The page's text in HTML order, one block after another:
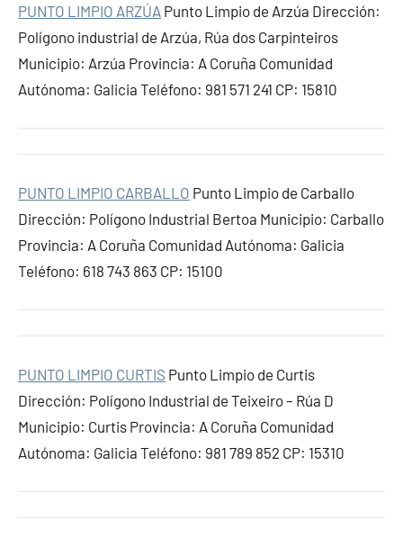
PUNTO LIMPIO ARZÚA Punto Limpio de Arzúa Dirección:
Polígono industrial de Arzúa, Rúa dos Carpinteiros
Municipio: Arzúa Provincia: A Coruña Comunidad
Autónoma: Galicia Teléfono: 981 571 241 CP: 15810
PUNTO LIMPIO CARBALLO Punto Limpio de Carballo
Dirección: Polígono Industrial Bertoa Municipio: Carballo
Provincia: A Coruña Comunidad Autónoma: Galicia
Teléfono: 618 743 863 CP: 15100
PUNTO LIMPIO CURTIS Punto Limpio de Curtis
Dirección: Polígono Industrial de Teixeiro – Rúa D
Municipio: Curtis Provincia: A Coruña Comunidad
Autónoma: Galicia Teléfono: 981 789 852 CP: 15310